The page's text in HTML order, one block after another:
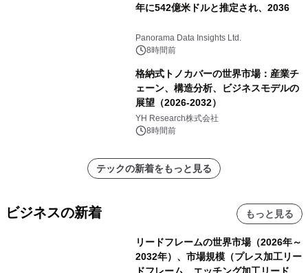
年に542億米ドルと推定され、2036
Panorama Data Insights Ltd.
8時間前
格納式トノカバーの世界市場：産業チ
ェーン、構造分析、ビジネスモデルの
展望（2026-2032）
YH Research株式会社
8時間前
テックの新着をもっと見る
ビジネスの新着 もっと見る
リードフレームの世界市場（2026年～
2032年）、市場規模（プレス加工リー